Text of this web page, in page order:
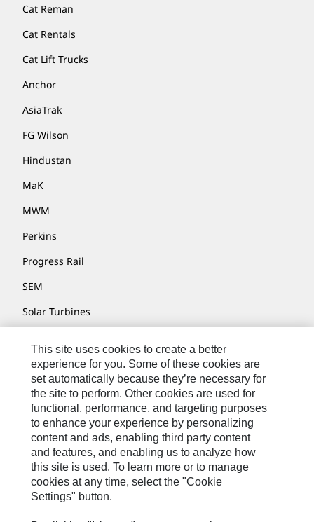
Cat Reman
Cat Rentals
Cat Lift Trucks
Anchor
AsiaTrak
FG Wilson
Hindustan
MaK
MWM
Perkins
Progress Rail
SEM
Solar Turbines
Turner Powertrain Systems
お問い合わせ先
サイト･マップ
Cookie Settings
リーガル
This site uses cookies to create a better
experience for you. Some of these cookies are
set automatically because they’re necessary for
the site to perform. Other cookies are used for
functional, performance, and targeting purposes
to enhance your experience by personalizing
content and ads, enabling third party content
and features, and enabling us to analyze how
this site is used. To learn more or to manage
cookies at any time, select the "Cookie
Settings" button.